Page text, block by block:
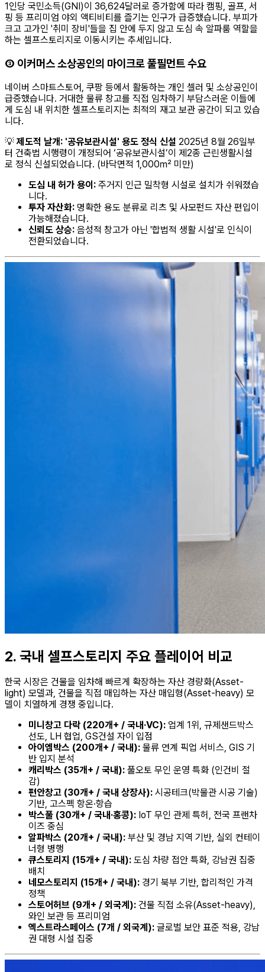
1인당 국민소득(GNI)이 36,624달러로 증가함에 따라 캠핑, 골프, 서
핑 등 프리미엄 야외 액티비티를 즐기는 인구가 급증했습니다. 부피가
크고 고가인 '취미 장비'들을 집 안에 두지 않고 도심 속 알파룸 역할을
하는 셀프스토리지로 이동시키는 추세입니다.
③ 이커머스 소상공인의 마이크로 풀필먼트 수요
네이버 스마트스토어, 쿠팡 등에서 활동하는 개인 셀러 및 소상공인이
급증했습니다. 거대한 물류 창고를 직접 임차하기 부담스러운 이들에
게 도심 내 위치한 셀프스토리지는 최적의 재고 보관 공간이 되고 있습
니다.
💡제도적 날개: '공유보관시설' 용도 정식 신설 2025년 8월 26일부
터 건축법 시행령이 개정되어 ‘공유보관시설’이 제2종 근린생활시설
로 정식 신설되었습니다. (바닥면적 1,000㎡ 미만)
도심 내 허가 용이: 주거지 인근 밀착형 시설로 설치가 쉬워졌습
니다.
투자 자산화: 명확한 용도 분류로 리츠 및 사모펀드 자산 편입이
가능해졌습니다.
신뢰도 상승: 음성적 창고가 아닌 '합법적 생활 시설'로 인식이
전환되었습니다.
2. 국내 셀프스토리지 주요 플레이어 비교
한국 시장은 건물을 임차해 빠르게 확장하는 자산 경량화(Asset-
light) 모델과, 건물을 직접 매입하는 자산 매입형(Asset-heavy) 모
델이 치열하게 경쟁 중입니다.
미니창고 다락 (220개+ / 국내·VC): 업계 1위, 규제샌드박스
선도, LH 협업, GS건설 자이 입점
아이엠박스 (200개+ / 국내): 물류 연계 픽업 서비스, GIS 기
반 입지 분석
캐리박스 (35개+ / 국내): 풀오토 무인 운영 특화 (인건비 절
감)
편안창고 (30개+ / 국내 상장사): 시공테크(박물관 시공 기술)
기반, 고스펙 항온·항습
박스풀 (30개+ / 국내·홍콩): IoT 무인 관제 특허, 전국 프랜차
이즈 중심
알파박스 (20개+ / 국내): 부산 및 경남 지역 기반, 실외 컨테이
너형 병행
큐스토리지 (15개+ / 국내): 도심 차량 접안 특화, 강남권 집중
배치
네모스토리지 (15개+ / 국내): 경기 북부 기반, 합리적인 가격
정책
스토어허브 (9개+ / 외국계): 건물 직접 소유(Asset-heavy),
와인 보관 등 프리미엄
엑스트라스페이스 (7개 / 외국계): 글로벌 보안 표준 적용, 강남
권 대형 시설 집중